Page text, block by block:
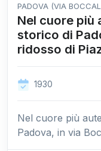
PADOVA (VIA
Nel cuore più
storico di
ridosso di
1930
Nel cuore più
Padova, in via